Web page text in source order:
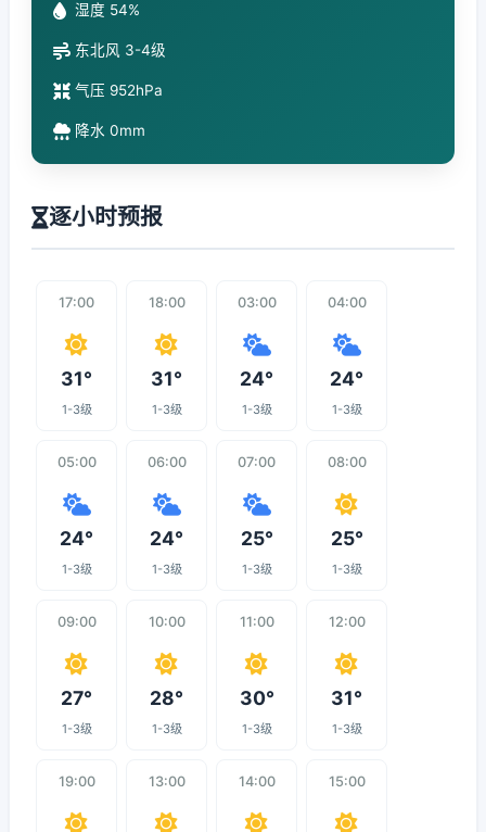
湿度 54%
东北风 3-4级
气压 952hPa
降水 0mm
逐小时预报
17:00
31°
1-3级
18:00
31°
1-3级
03:00
24°
1-3级
04:00
24°
1-3级
05:00
24°
1-3级
06:00
24°
1-3级
07:00
25°
1-3级
08:00
25°
1-3级
09:00
27°
1-3级
10:00
28°
1-3级
11:00
30°
1-3级
12:00
31°
1-3级
19:00 13:00 14:00 15:00